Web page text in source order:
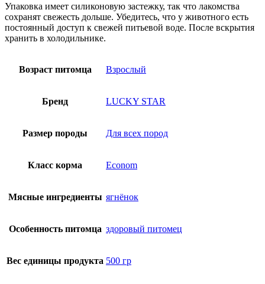
Упаковка имеет силиконовую застежку, так что лакомства
сохранят свежесть дольше. Убедитесь, что у животного есть
постоянный доступ к свежей питьевой воде. После вскрытия
хранить в холодильнике.
Возраст питомца Взрослый
Бренд LUCKY STAR
Размер породы Для всех пород
Класс корма Econom
Мясные ингредиенты ягнёнок
Особенность питомца здоровый питомец
Вес единицы продукта 500 гр